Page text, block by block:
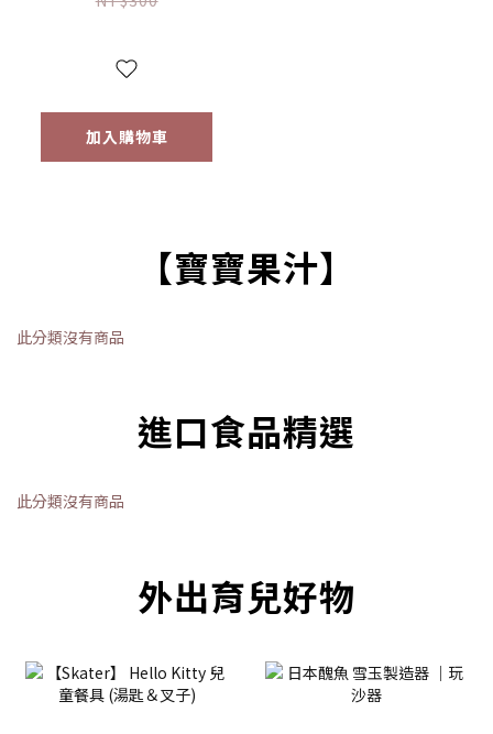
【優惠限定】
加入購物車
【寶寶果汁】
此分類沒有商品
進口食品精選
此分類沒有商品
外出育兒好物